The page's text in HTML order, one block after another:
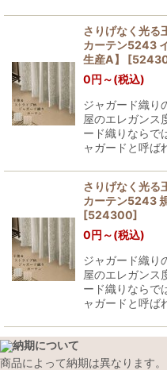
さりげなく光る
カーテン5243
生産A】
[
0円 ～(税込)
ジャガード織り
屋のエレガンス
ード織りならで
ャガードと呼ば
さりげなく光る
カーテン5243
[524300]
0円 ～(税込)
ジャガード織り
屋のエレガンス
ード織りならで
ャガードと呼ば
納期について
商品によって納期は異なります。